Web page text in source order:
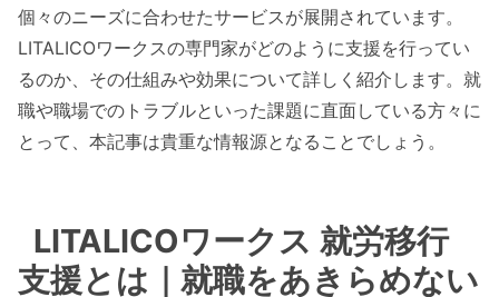
個々のニーズに合わせたサービスが展開されています。
LITALICOワークスの専門家がどのように支援を行ってい
るのか、その仕組みや効果について詳しく紹介します。就
職や職場でのトラブルといった課題に直面している方々に
とって、本記事は貴重な情報源となることでしょう。
LITALICOワークス 就労移行
支援とは｜就職をあきらめない